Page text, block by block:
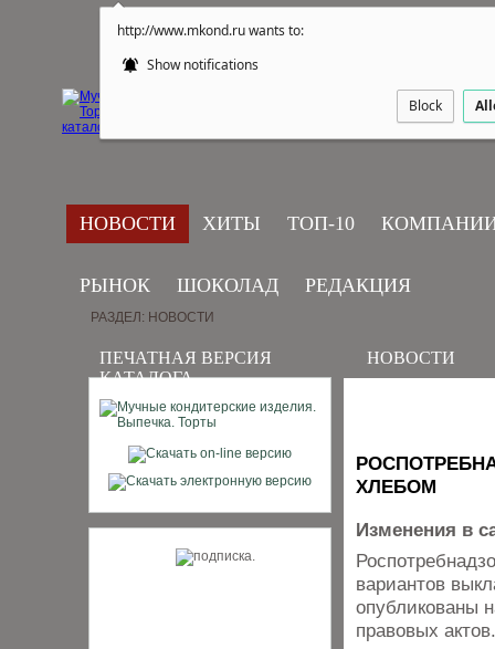
http://www.mkond.ru wants to:
Show notifications
Block
НОВОСТИ ХИТЫ ТОП-10
РЫНОК ШОКОЛАД РЕДАКЦИЯ
ПЕЧАТНАЯ ВЕРСИЯ
КАТАЛОГА
РАЗДЕЛ: НОВОСТИ
НОВОСТИ
ХЛЕБОМ
Изменения в
вариантов
опубликованы
правовых актов.